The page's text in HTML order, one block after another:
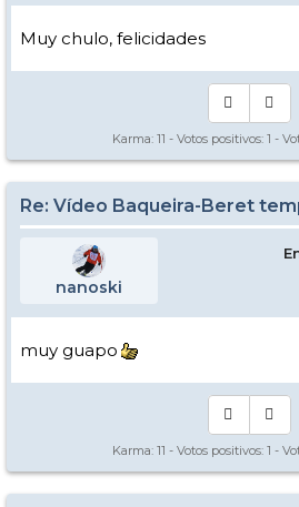
Muy chulo, felicidades
Karma: 11 - Votos positivos: 1 -
Re: Vídeo Baqueira-Beret
nanoski
muy guapo
Karma: 11 - Votos positivos: 1 -